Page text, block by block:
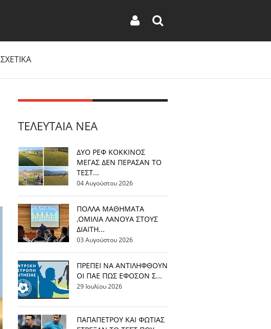
ΣΧΕΤΙΚΑ
ΤΕΛΕΥΤΑΊΑ ΝΈΑ
ΔΥΟ ΡΕΦ ΚΟΚΚΙΝΟΣ
ΜΕΓΑΣ ΔΕΝ ΠΕΡΑΣΑΝ ΤΟ
ΤΕΣΤ...
04 Αυγούστου 2026
ΠΟΛΛΑ ΜΑΘΗΜΑΤΑ
,ΟΜΙΛΙΑ ΛΑΝΟΥΑ ΣΤΟΥΣ
ΔΙΑΙΤΗ...
03 Αυγούστου 2026
ΠΡΕΠΕΙ ΝΑ ΑΝΤΙΛΗΦΘΟΥΝ
ΟΙ ΠΑΕ ΠΩΣ ΕΦΟΣΟΝ Σ...
29 Ιουλίου 2026
ΠΑΠΑΠΕΤΡΟΥ ΚΑΙ ΦΩΤΙΑΣ